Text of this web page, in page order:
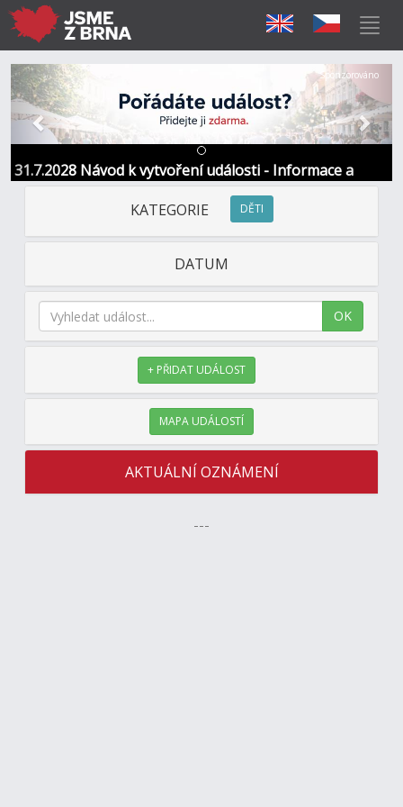
31.7.2028 Návod k vytvoření události - Informace a
kontakt
Předchozí Další
Sponzorováno
KATEGORIE DĚTI
DATUM
OK
+ PŘIDAT UDÁLOST
MAPA UDÁLOSTÍ
AKTUÁLNÍ OZNÁMENÍ
---